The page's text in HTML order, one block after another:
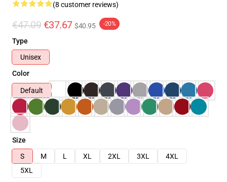
(8 customer reviews)
€47.09 €37.67 $40.95 -20%
Type
Unisex
Color
Default
Size
S
M L XL 2XL 3XL
4XL
5XL